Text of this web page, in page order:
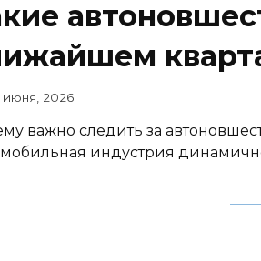
июня, 2026
важно следить за
индустрия